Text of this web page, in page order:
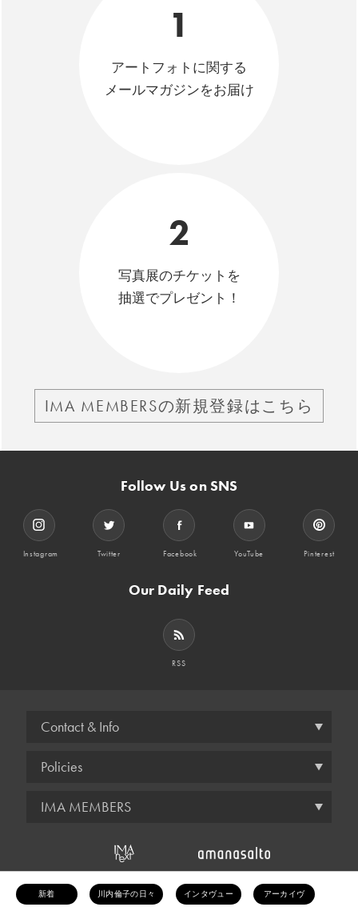
1
アートフォトに関する
メールマガジンをお届け
2
写真展のチケットを
抽選でプレゼント！
IMA MEMBERSの新規登録はこちら
Follow Us on SNS
Instagram Twitter Facebook YouTube Pinterest
Our Daily Feed
RSS
Contact & Info
Policies
IMA MEMBERS
© amana inc.
新着 川内倫子の日々 インタヴュー アーカイヴ